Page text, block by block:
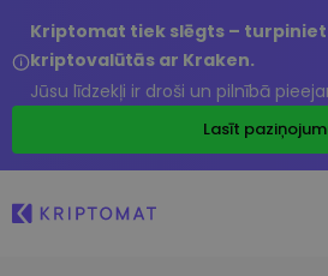
Kriptomat tiek slēgts –
kriptovalūtās ar Kraken.
Jūsu līdzekļi ir droši un pilnībā
Lasīt